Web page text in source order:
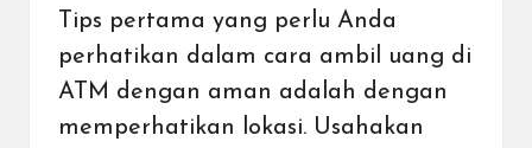
Tips pertama yang perlu Anda
perhatikan dalam cara ambil uang di
ATM dengan aman adalah dengan
memperhatikan lokasi. Usahakan